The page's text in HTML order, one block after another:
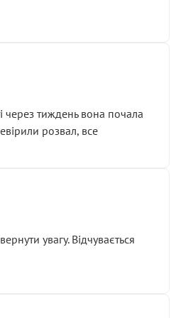
через тиждень вона почала
розвал, все
увагу. Відчувається